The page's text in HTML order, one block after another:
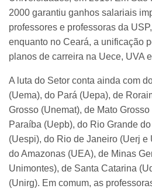
2000 garantiu ganhos salariais
professores e professoras da
enquanto no Ceará, a unificação
planos de carreira na Uece, UVA
A luta do Setor conta ainda com
(Uema), do Pará (Uepa), de
Grosso (Unemat), de Mato
Paraíba (Uepb), do Rio Grande
(Uespi), do Rio de Janeiro (Uerj e
do Amazonas (UEA), de Minas
Unimontes), de Santa Catarina
(Unirg). Em comum, as